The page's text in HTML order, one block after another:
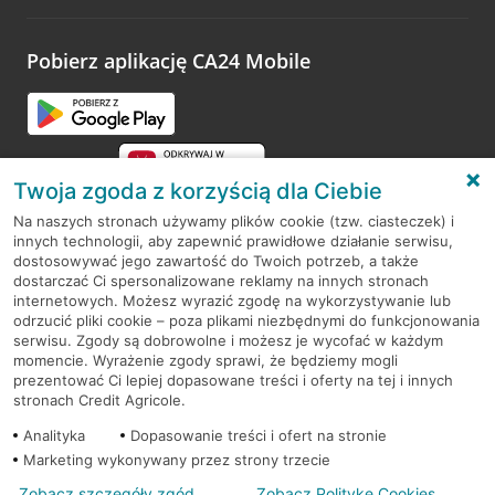
opinie.
Pobierz aplikację CA24 Mobile
RODO
Regulamin serwisu
Mapa serwisu
PolitykaCookies
Twoja zgoda z korzyścią dla Ciebie
Na naszych stronach używamy plików cookie (tzw. ciasteczek) i
innych technologii, aby zapewnić prawidłowe działanie serwisu,
dostosowywać jego zawartość do Twoich potrzeb, a także
dostarczać Ci spersonalizowane reklamy na innych stronach
internetowych. Możesz wyrazić zgodę na wykorzystywanie lub
odrzucić pliki cookie – poza plikami niezbędnymi do funkcjonowania
serwisu. Zgody są dobrowolne i możesz je wycofać w każdym
momencie. Wyrażenie zgody sprawi, że będziemy mogli
prezentować Ci lepiej dopasowane treści i oferty na tej i innych
stronach Credit Agricole.
Analityka
Dopasowanie treści i ofert na stronie
Marketing wykonywany przez strony trzecie